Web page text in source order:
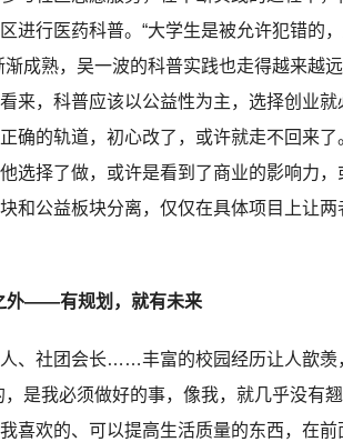
进行医药科普。“大学生是被允许犯错的
成熟，吴一波的科普实践也走得越来越远
，科普应该以公益性为主，选择创业就
确的轨道，初心改了，或许就走不回来
选择了做，或许是看到了商业的影响力
公益板块分离，仅仅在具体项目上让两
外——有规划，就有未来
社团会长……丰富的校园经历让人歆羡
是我必须做好的事，像我，就几乎没有
喜欢的、可以提高生活质量的东西，在